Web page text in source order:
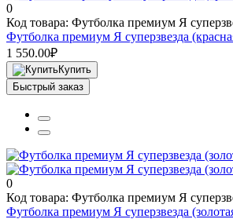
0
Код товара: Футболка премиум Я
Футболка премиум Я суперзвезда
1 550.00₽
Купить
Быстрый заказ
0
Код товара: Футболка премиум Я
Футболка премиум Я суперзвезда